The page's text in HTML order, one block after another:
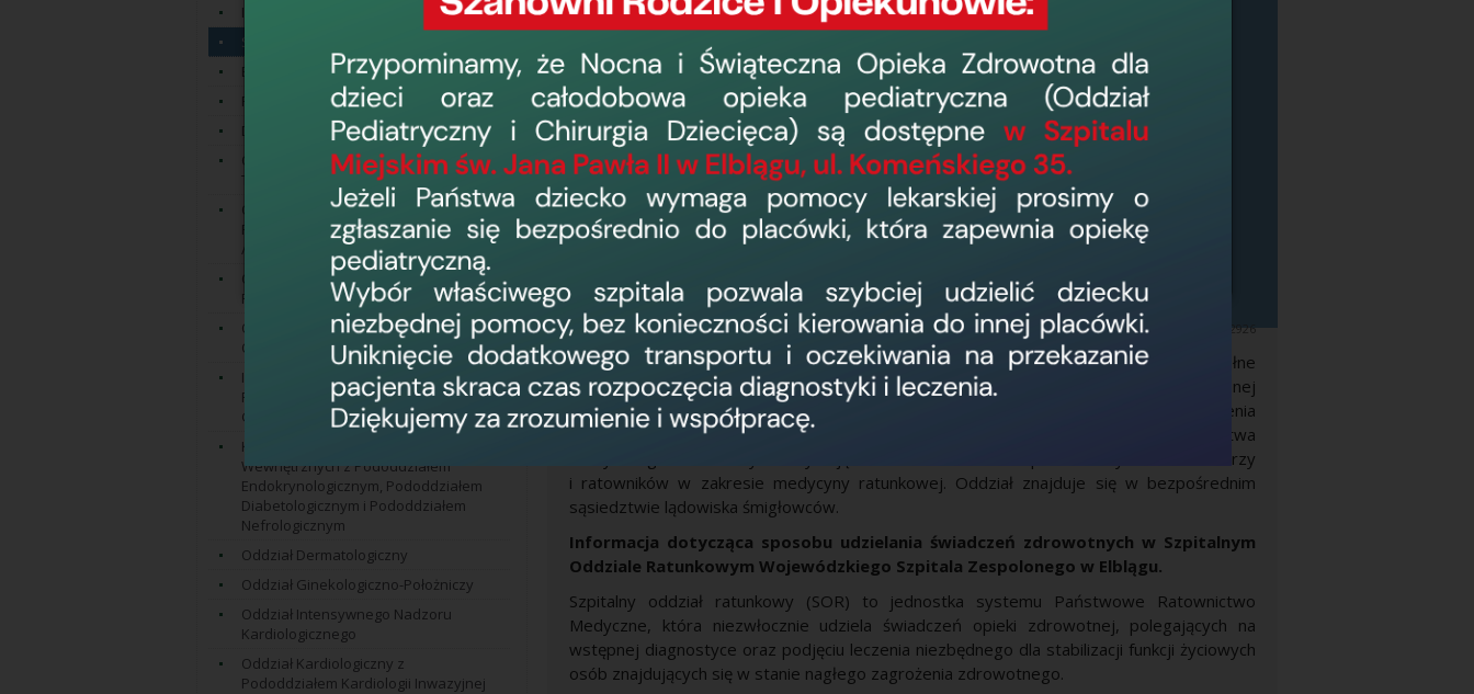
Izba Przyjęć
Szpitalny Oddział Ratunkowy
Blok Operacyjny
Położniczy Obszar Konsultacyjny
Dział Ratownictwa Medycznego
Oddział Anestezjologii i Intensywnej
Terapii
Oddział Chirurgii Ogólnej z
Pododdziałem Chirurgii Naczyniowej
/ Pododdział Chirurgii Naczyniowej
Oddział Chirurgii Onkologicznej z
Pododdziałem Chirurgii Piersi
Oddział Chirurgii Urazowo -
Ortopedycznej
I Oddział Chorób Wewnętrznych z
Pododdziałem
Gastroenterologicznym
Kliniczny II Oddział Chorób
Wewnętrznych z Pododdziałem
Endokrynologicznym, Pododdziałem
Diabetologicznym i Pododdziałem
Nefrologicznym
Oddział Dermatologiczny
Oddział Ginekologiczno-Położniczy
Oddział Intensywnego Nadzoru
Kardiologicznego
Oddział Kardiologiczny z
Pododdziałem Kardiologii Inwazyjnej
P.O. Koordynatora:
lek. Tomasz LICHACZ
Pielęgniarka Oddziałowa:
mgr Aleksandra Siemieniewska
Telefony:
Koordynator:
Pielęgniarka Oddziałowa:
Obszar resuscytacyjno-zabiegowy:
Obszar obserwacyjny:
Obszar konsultacyjny chirurgiczny:
Wstępna Intensywna Terapia:
(55) 239 59 89
(55) 239 57 12
(55) 239 56 09
(55) 239 57 51
(55) 239 59 16
(55) 239 56 09
102926
Szpitalny Oddział Ratunkowydysponuje 18 łóżkami wyposażonymi w pełne
monitorowanie funkcji życiowych. Naszym zadaniem jest udzielanie niezbędnej
profesjonalnej pomocy medycznej osobom znajdującym się w stanie nagłego zagrożenia
zdrowotnego. Jesteśmy doskonale wyposażoną jednostką systemu Ratownictwa
Medycznego. Posiadamy akredytację Ministerstwa Zdrowia i prowadzimy szkolenia lekarzy
i ratowników w zakresie medycyny ratunkowej. Oddział znajduje się w bezpośrednim
sąsiedztwie lądowiska śmigłowców.
Informacja dotycząca sposobu udzielania świadczeń zdrowotnych w Szpitalnym
Oddziale Ratunkowym Wojewódzkiego Szpitala Zespolonego w Elblągu.
Szpitalny oddział ratunkowy (SOR) to jednostka systemu Państwowe Ratownictwo
Medyczne, która niezwłocznie udziela świadczeń opieki zdrowotnej, polegających na
wstępnej diagnostyce oraz podjęciu leczenia niezbędnego dla stabilizacji funkcji życiowych
osób znajdujących się w stanie nagłego zagrożenia zdrowotnego.